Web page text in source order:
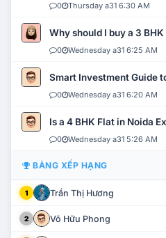
0 Thursday a31 6:30 AM
Why should I buy a 3
0 Wednesday a31 6:25 AM
Smart Investment Guide
0 Wednesday a31 6:20 AM
Is a 4 BHK Flat in Noida
0 Wednesday a31 5:26 AM
BẢNG XẾP HẠNG
1 Trần Thị Hương
2 Võ Hữu Phong